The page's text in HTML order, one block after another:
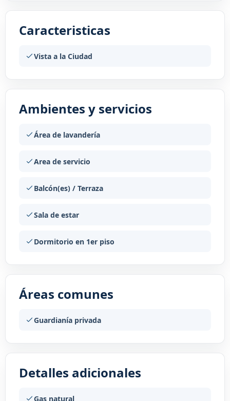
Caracteristicas
Vista a la Ciudad
Ambientes y servicios
Área de lavandería
Area de servicio
Balcón(es) / Terraza
Sala de estar
Dormitorio en 1er piso
Áreas comunes
Guardianía privada
Detalles adicionales
Gas natural